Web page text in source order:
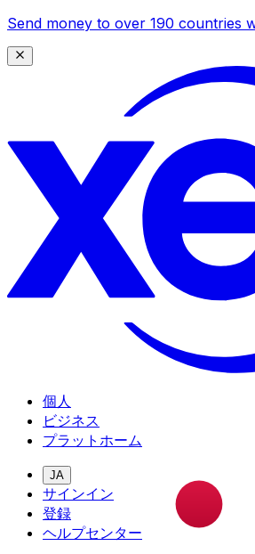
Send money to over 190 countries
個人
ビジネス
プラットホーム
JA
サインイン
登録
ヘルプセンター